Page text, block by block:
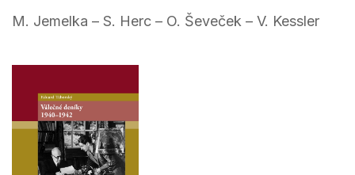
M. Jemelka – S. Herc – O. Ševeček – V. Kessler